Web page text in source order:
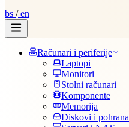
bs /en
Računari i periferije
Laptopi
Monitori
Stolni računari
Komponente
Memorija
Diskovi i pohrana